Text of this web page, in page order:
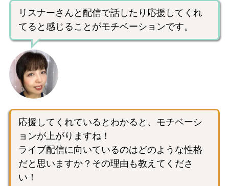
リスナーさんと配信で話したり応援してくれ
てると感じることがモチベーションです。
応援してくれているとわかると、モチベーシ
ョンが上がりますね！
ライブ配信に向いているのはどのような性格
だと思いますか？その理由も教えてくださ
い！